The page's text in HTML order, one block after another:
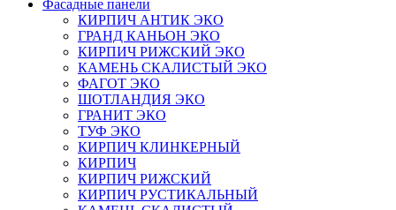
Фасадные панели
КИРПИЧ АНТИК ЭКО
ГРАНД КАНЬОН ЭКО
КИРПИЧ РИЖСКИЙ ЭКО
КАМЕНЬ СКАЛИСТЫЙ ЭКО
ФАГОТ ЭКО
ШОТЛАНДИЯ ЭКО
ГРАНИТ ЭКО
ТУФ ЭКО
КИРПИЧ КЛИНКЕРНЫЙ
КИРПИЧ
КИРПИЧ РИЖСКИЙ
КИРПИЧ РУСТИКАЛЬНЫЙ